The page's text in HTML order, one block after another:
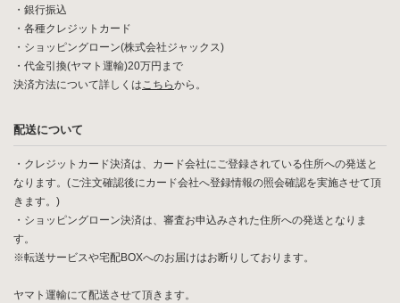
・銀行振込
・各種クレジットカード
・ショッピングローン(株式会社ジャックス)
・代金引換(ヤマト運輸)20万円まで
決済方法について詳しくはこちらから。
配送について
・クレジットカード決済は、カード会社にご登録されている住所への発送と
なります。(ご注文確認後にカード会社へ登録情報の照会確認を実施させて頂
きます。)
・ショッピングローン決済は、審査お申込みされた住所への発送となりま
す。
※転送サービスや宅配BOXへのお届けはお断りしております。
ヤマト運輸にて配送させて頂きます。